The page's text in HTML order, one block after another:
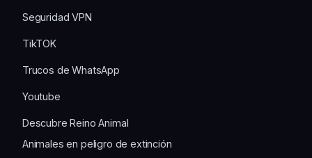
Seguridad VPN
TikTOK
Trucos de WhatsApp
Youtube
Descubre Reino Animal
Animales en peligro de extinción